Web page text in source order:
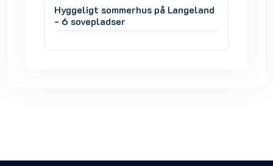
Hyggeligt sommerhus på Langeland
- 6 sovepladser